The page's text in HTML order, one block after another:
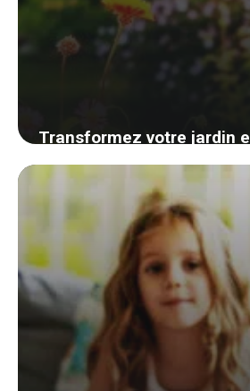
Transformez votre jardin
spectacle lumineux sans
découvrez comment avec
15 août 2024